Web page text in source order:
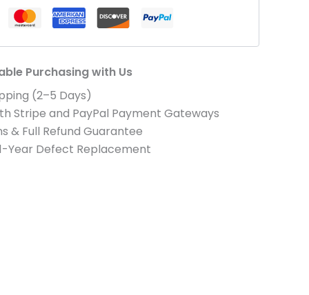
Purchasing with Us
(2–5 Days)
Stripe and PayPal Payment Gateways
& Full Refund Guarantee
Year Defect Replacement